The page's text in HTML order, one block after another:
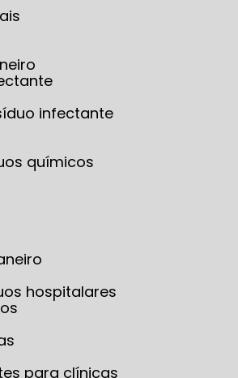
infectante
químicos
hospitalares
para clínicas